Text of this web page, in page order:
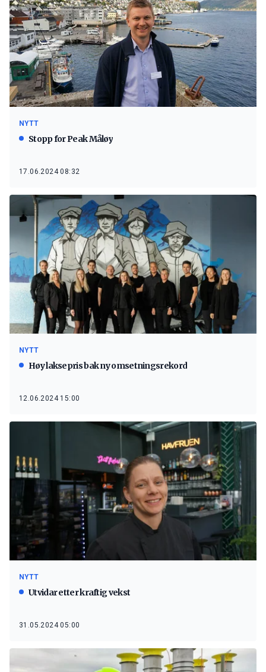
NYTT
Stopp for Peak Måløy
17.06.2024 08:32
NYTT
Høy laksepris bak ny omsetningsrekord
12.06.2024 15:00
NYTT
Utvidar etter kraftig vekst
31.05.2024 05:00